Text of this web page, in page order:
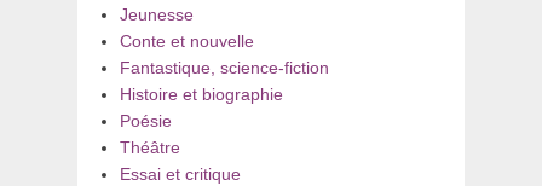
Jeunesse
Conte et nouvelle
Fantastique, science-fiction
Histoire et biographie
Poésie
Théâtre
Essai et critique